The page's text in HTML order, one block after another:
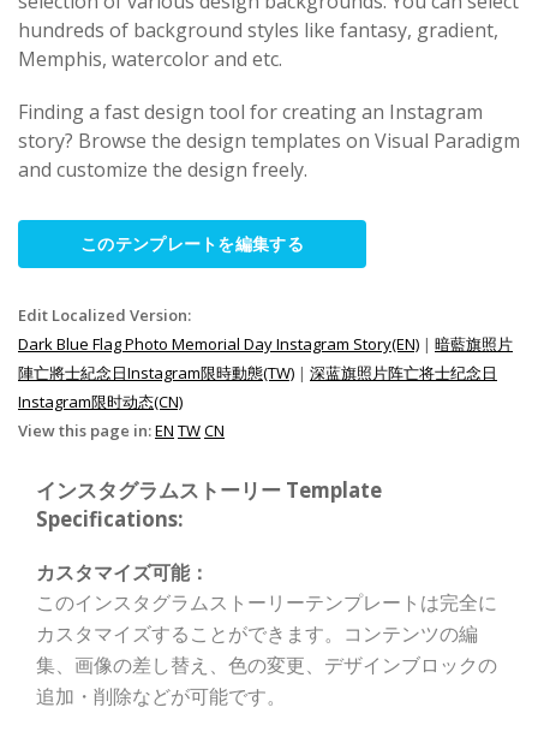
hundreds of background styles like fantasy, gradient,
Memphis, watercolor and etc.
Finding a fast design tool for creating an Instagram
story? Browse the design templates on Visual Paradigm
and customize the design freely.
このテンプレートを編集する
Edit Localized Version:
Dark Blue Flag Photo Memorial Day Instagram Story(EN) | 暗藍旗照片
陣亡將士紀念日Instagram限時動態(TW) | 深蓝旗照片阵亡将士纪念日
Instagram限时动态(CN)
View this page in:EN TWCN
インスタグラムストーリー Template
Specifications:
カスタマイズ可能：
このインスタグラムストーリーテンプレートは完全に
カスタマイズすることができます。コンテンツの編
集、画像の差し替え、色の変更、デザインブロックの
追加・削除などが可能です。